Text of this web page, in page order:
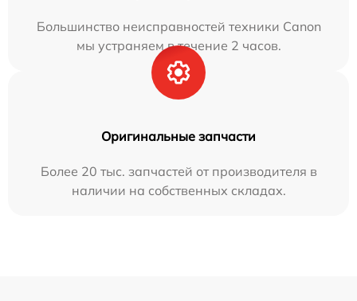
Большинство неисправностей техники Canon
мы устраняем в течение 2 часов.
Оригинальные запчасти
Более 20 тыс. запчастей от производителя в
наличии на собственных складах.